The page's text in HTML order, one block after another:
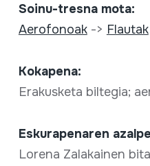
Soinu-tresna mota:
Aerofonoak-> Flautak
Kokapena:
Erakusketa biltegia;
Eskurapenaren
Lorena Zalakainen